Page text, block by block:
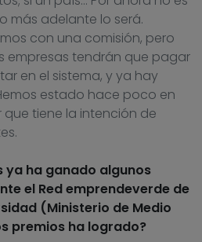
más adelante lo será.
con una comisión, pero
empresas tendrán que pagar
en el sistema, y ya hay
estado hace poco en
que tiene la intención de
ya ha ganado algunos
el Red emprendeverde de
(Ministerio de Medio
premios ha logrado?